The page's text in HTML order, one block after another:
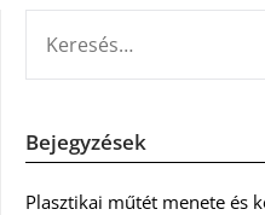
Bejegyzések
Plasztikai műtét menete és